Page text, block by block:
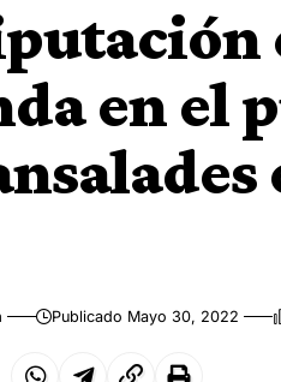
en el
Publicado Mayo 30, 2022